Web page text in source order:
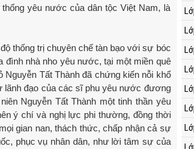
yêu nước của dân tộc Việt Nam, là
thống trị chuyên chế tàn bạo với sự bóc
đình nhà nho yêu nước, tại một miền quê
Nguyễn Tất Thành đã chứng kiến nỗi khổ
lãnh đạo của các sĩ phu yêu nước đương
Nguyễn Tất Thành một tinh thần yêu
ý chí và nghị lực phi thường, đồng thời
gian nan, thách thức, chấp nhận cả sự
phục vụ nhân dân, như lời tâm sự của